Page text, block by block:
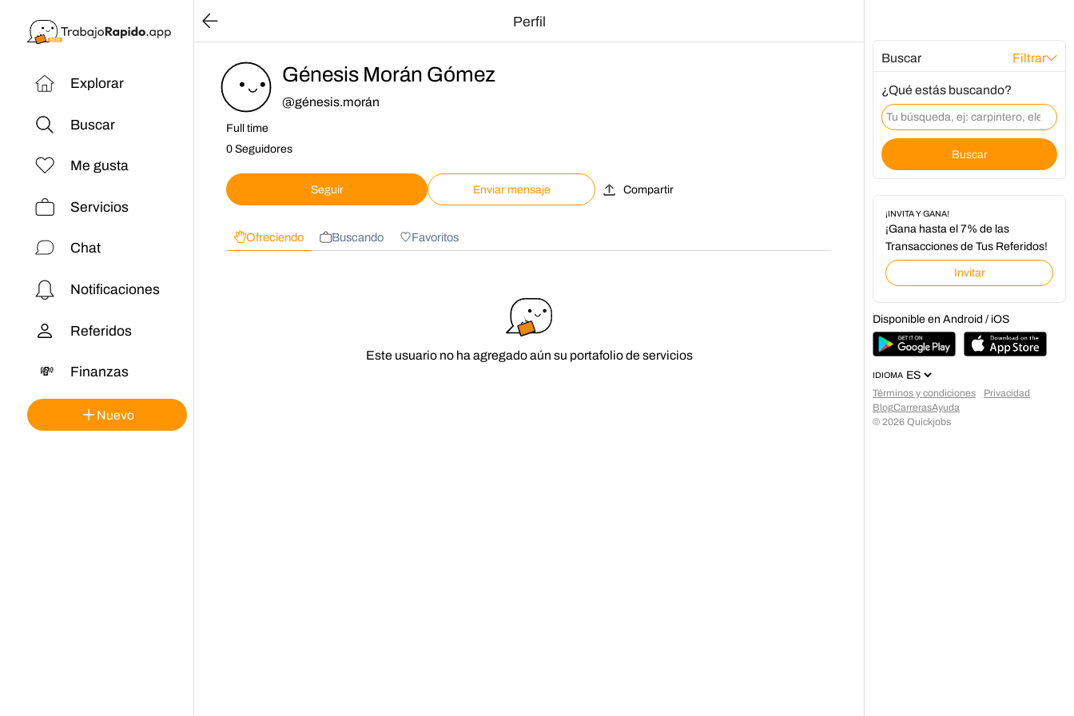
Explorar
Buscar
Me gusta
Servicios
Chat
Notificaciones
Referidos
💸 Finanzas
Nuevo
Perfil
Génesis Morán Gómez
@génesis.morán
Full time
0 Seguidores
Seguir Enviar mensaje Compartir
Ofreciendo Buscando Favoritos
Este usuario no ha agregado aún su portafolio de servicios
Buscar Filtrar
¿Qué estás buscando?
Buscar
¡INVITA Y GANA!
¡Gana hasta el 7% de las
Transacciones de Tus Referidos!
Invitar
Disponible en Android / iOS
IDIOMA
Términos y condiciones
Privacidad
BlogCarrerasAyuda
© 2026 Quickjobs